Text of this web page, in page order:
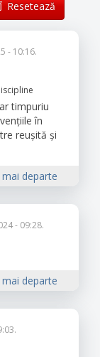
Resetează
- 10:16.
timpuriu
în
reușită și
la departe
- 09:28.
departe